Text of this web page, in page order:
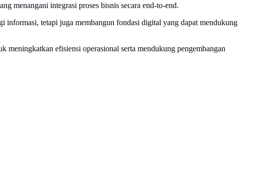
menangani integrasi proses bisnis secara end-to-end.
informasi, tetapi juga membangun fondasi digital yang dapat mendukung
efisiensi operasional serta mendukung pengembangan